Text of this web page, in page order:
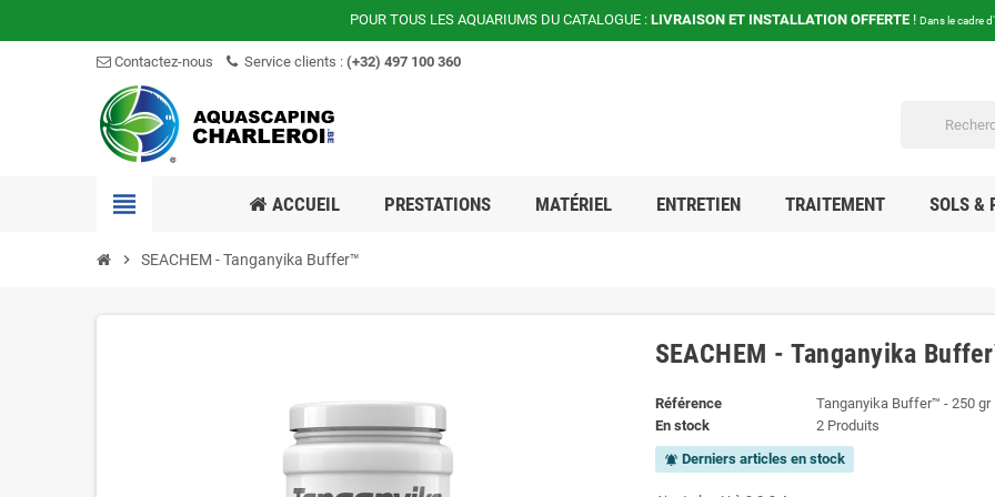
POUR TOUS LES AQUARIUMS DU CATALOGUE : LIVRAISON ET INSTALLATION OFFERTE ! Dans le cadre
Contactez-nous Service clients : (+32) 497 100 360
view_headline ACCUEIL PRESTATIONS MATÉRIEL ENTRETIEN TRAITEMENT SOLS &
chevron_right SEACHEM - Tanganyika Buffer™
SEACHEM - Tanganyika
Référence
Tanganyika Buffer™ - 250 gr
En stock
2 Produits
notifications_active Derniers articles en stock